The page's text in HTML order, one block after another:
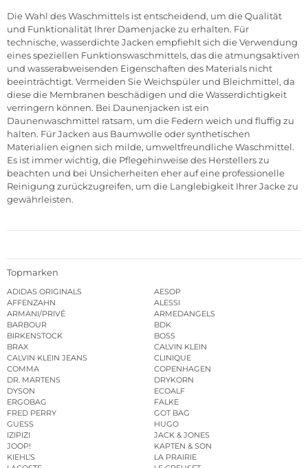
Die Wahl des Waschmittels ist entscheidend, um die Qualität
und Funktionalität Ihrer Damenjacke zu erhalten. Für
technische, wasserdichte Jacken empfiehlt sich die Verwendung
eines speziellen Funktionswaschmittels, das die atmungsaktiven
und wasserabweisenden Eigenschaften des Materials nicht
beeinträchtigt. Vermeiden Sie Weichspüler und Bleichmittel, da
diese die Membranen beschädigen und die Wasserdichtigkeit
verringern können. Bei Daunenjacken ist ein
Daunenwaschmittel ratsam, um die Federn weich und fluffig zu
halten. Für Jacken aus Baumwolle oder synthetischen
Materialien eignen sich milde, umweltfreundliche Waschmittel.
Es ist immer wichtig, die Pflegehinweise des Herstellers zu
beachten und bei Unsicherheiten eher auf eine professionelle
Reinigung zurückzugreifen, um die Langlebigkeit Ihrer Jacke zu
gewährleisten.
Topmarken
ADIDAS ORIGINALS
AESOP
AFFENZAHN
ALESSI
ARMANI/PRIVÉ
ARMEDANGELS
BARBOUR
BDK
BIRKENSTOCK
BOSS
BRAX
CALVIN KLEIN
CALVIN KLEIN JEANS
CLINIQUE
COMMA
COPENHAGEN
DR. MARTENS
DRYKORN
DYSON
ECOALF
ERGOBAG
FALKE
FRED PERRY
GOT BAG
GUESS
HUGO
IZIPIZI
JACK & JONES
JOOP!
KAPTEN & SON
KIEHL’S
LA PRAIRIE